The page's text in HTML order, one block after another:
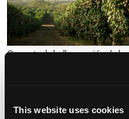
This website uses cookies
Como toda bella creación de la
algunos artistas.
Leer más…from Mangos